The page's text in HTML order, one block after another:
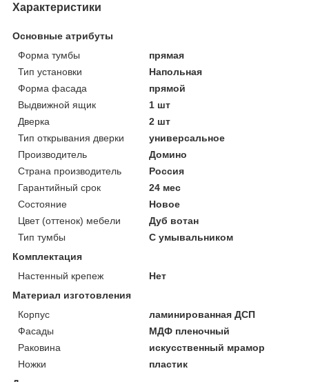
Характеристики
Основные атрибуты
Форма тумбы
прямая
Тип установки
Напольная
Форма фасада
прямой
Выдвижной ящик
1 шт
Дверка
2 шт
Тип открывания дверки
универсальное
Производитель
Домино
Страна производитель
Россия
Гарантийный срок
24 мес
Состояние
Новое
Цвет (оттенок) мебели
Дуб вотан
Тип тумбы
С умывальником
Комплектация
Настенный крепеж
Нет
Материал изготовления
Корпус
ламинированная ДСП
Фасады
МДФ пленочный
Раковина
искусственный мрамор
Ножки
пластик